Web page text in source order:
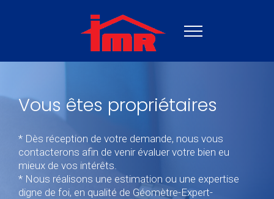
Vous êtes propriétaires
* Dès réception de votre demande, nous vous
contacterons afin de venir évaluer votre bien eu
mieux de vos intérêts.
* Nous réalisons une estimation ou une expertise
digne de foi, en qualité de Géomètre-Expert-